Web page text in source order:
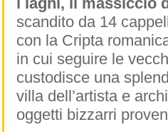
scandito da 14
con la Cripta
in cui seguire le
custodisce una
villa dell’artista e
oggetti bizzarri